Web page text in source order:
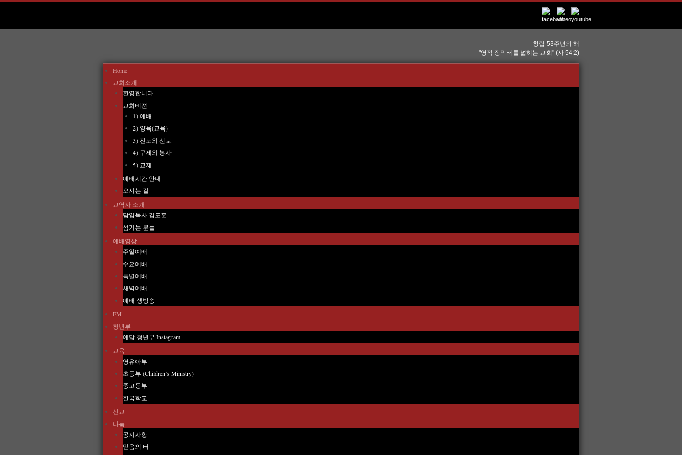
창립 53주년의 해
"영적 장막터를 넓히는 교회" (사 54:2)
Home
교회소개
환영합니다
교회비젼
1) 예배
2) 양육(교육)
3) 전도와 선교
4) 구제와 봉사
5) 교제
예배시간 안내
오시는 길
교역자 소개
담임목사 김도훈
섬기는 분들
예배영상
주일예배
수요예배
특별예배
새벽예배
예배 생방송
EM
청년부
예닮 청년부 Instagram
교육
영유아부
초등부 (Children’s Ministry)
중고등부
한국학교
선교
나눔
공지사항
믿음의 터